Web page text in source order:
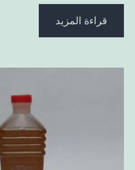
قراءة المزيد